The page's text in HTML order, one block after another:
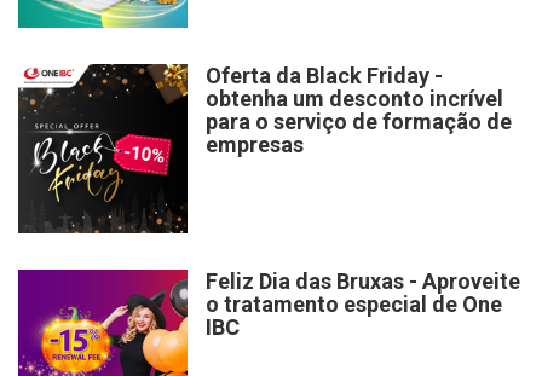
Oferta da Black Friday -
obtenha um desconto incrível
para o serviço de formação de
empresas
Feliz Dia das Bruxas - Aproveite
o tratamento especial de One
IBC